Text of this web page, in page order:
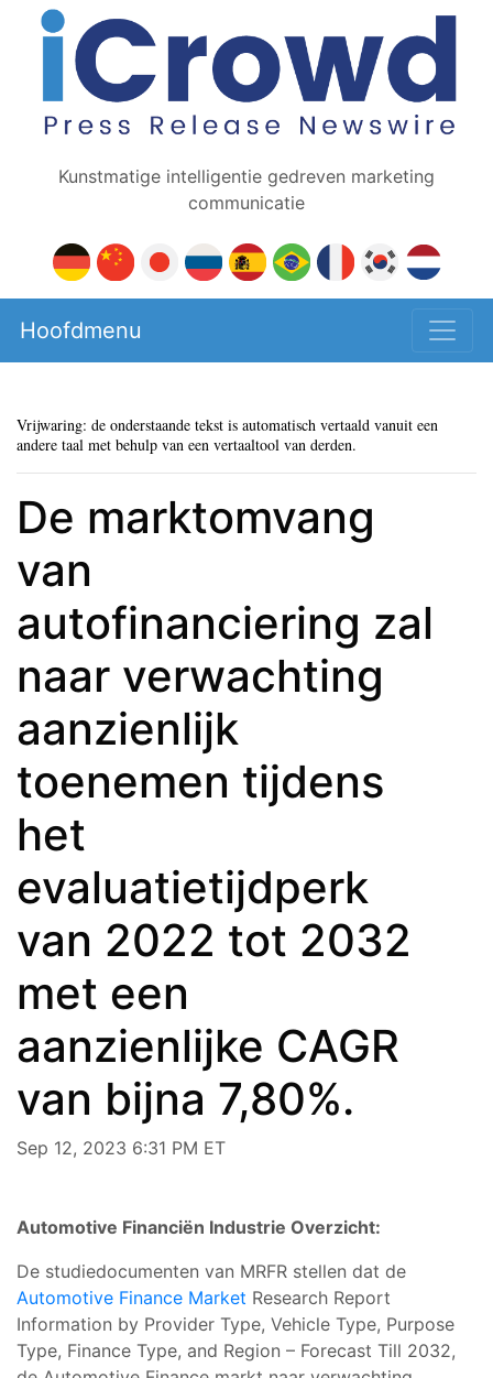
Kunstmatige intelligentie gedreven marketing
communicatie
Hoofdmenu
Vrijwaring: de onderstaande tekst is automatisch vertaald vanuit een
andere taal met behulp van een vertaaltool van derden.
De marktomvang
van
autofinanciering zal
naar verwachting
aanzienlijk
toenemen tijdens
het
evaluatietijdperk
van 2022 tot 2032
met een
aanzienlijke CAGR
van bijna 7,80%.
Sep 12, 2023 6:31 PM ET
Automotive Financiën Industrie Overzicht:
De studiedocumenten van MRFR stellen dat de
Automotive Finance Market Research Report
Information by Provider Type, Vehicle Type, Purpose
Type, Finance Type, and Region – Forecast Till 2032,